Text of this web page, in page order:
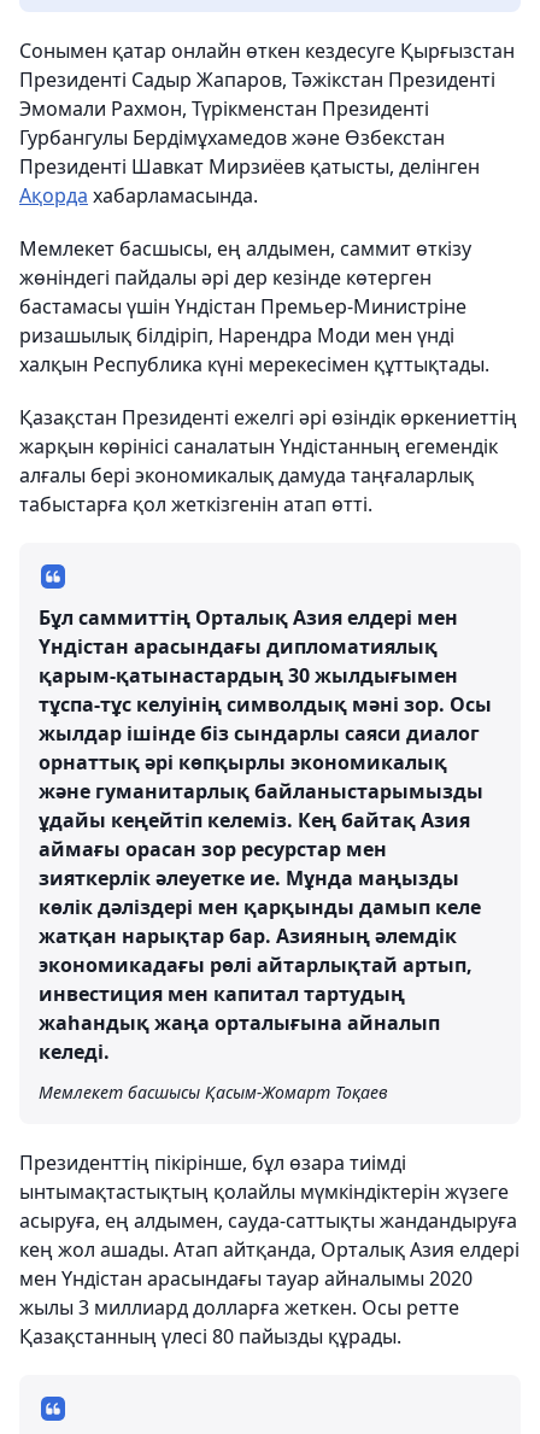
Сонымен қатар онлайн өткен кездесуге Қырғызстан
Президенті Садыр Жапаров, Тәжікстан Президенті
Эмомали Рахмон, Түрікменстан Президенті
Гурбангулы Бердімұхамедов және Өзбекстан
Президенті Шавкат Мирзиёев қатысты, делінген
Ақорда хабарламасында.
Мемлекет басшысы, ең алдымен, саммит өткізу
жөніндегі пайдалы әрі дер кезінде көтерген
бастамасы үшін Үндістан Премьер-Министріне
ризашылық білдіріп, Нарендра Моди мен үнді
халқын Республика күні мерекесімен құттықтады.
Қазақстан Президенті ежелгі әрі өзіндік өркениеттің
жарқын көрінісі саналатын Үндістанның егемендік
алғалы бері экономикалық дамуда таңғаларлық
табыстарға қол жеткізгенін атап өтті.
Бұл саммиттің Орталық Азия елдері мен
Үндістан арасындағы дипломатиялық
қарым-қатынастардың 30 жылдығымен
тұспа-тұс келуінің символдық мәні зор. Осы
жылдар ішінде біз сындарлы саяси диалог
орнаттық әрі көпқырлы экономикалық
және гуманитарлық байланыстарымызды
ұдайы кеңейтіп келеміз. Кең байтақ Азия
аймағы орасан зор ресурстар мен
зияткерлік әлеуетке ие. Мұнда маңызды
көлік дәліздері мен қарқынды дамып келе
жатқан нарықтар бар. Азияның әлемдік
экономикадағы рөлі айтарлықтай артып,
инвестиция мен капитал тартудың
жаһандық жаңа орталығына айналып
келеді.
Мемлекет басшысы Қасым-Жомарт Тоқаев
Президенттің пікірінше, бұл өзара тиімді
ынтымақтастықтың қолайлы мүмкіндіктерін жүзеге
асыруға, ең алдымен, сауда-саттықты жандандыруға
кең жол ашады. Атап айтқанда, Орталық Азия елдері
мен Үндістан арасындағы тауар айналымы 2020
жылы 3 миллиард долларға жеткен. Осы ретте
Қазақстанның үлесі 80 пайызды құрады.